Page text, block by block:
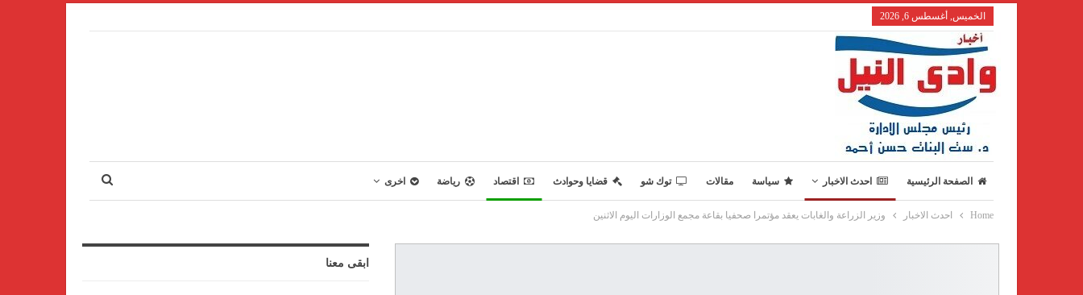
الخميس, أغسطس 6, 2026
الصفحة الرئيسية احدث الاخبار سياسة مقالات توك شو قضايا وحوادث اقتصاد رياضة اخرى
Home احدث الاخبار وزير الزراعة والغابات يعقد مؤتمرا صحفيا بقاعة مجمع الوزارات اليوم الاثنين
ابقى معنا